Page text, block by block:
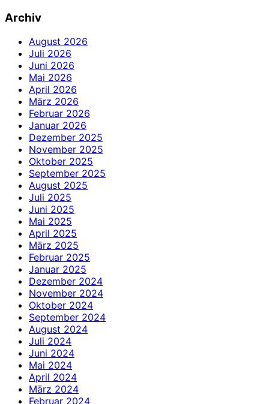
Archiv
August 2026
Juli 2026
Juni 2026
Mai 2026
April 2026
März 2026
Februar 2026
Januar 2026
Dezember 2025
November 2025
Oktober 2025
September 2025
August 2025
Juli 2025
Juni 2025
Mai 2025
April 2025
März 2025
Februar 2025
Januar 2025
Dezember 2024
November 2024
Oktober 2024
September 2024
August 2024
Juli 2024
Juni 2024
Mai 2024
April 2024
März 2024
Februar 2024